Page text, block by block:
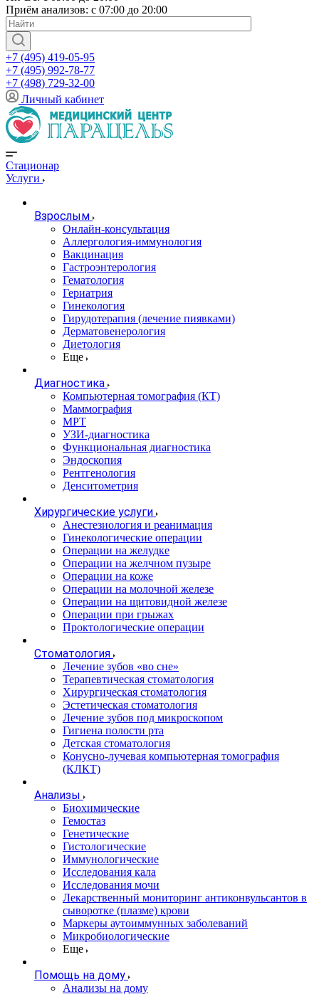
Приём анализов: с 07:00 до 20:00
+7 (495) 419-05-95
+7 (495) 992-78-77
+7 (498) 729-32-00
Личный кабинет
Стационар
Услуги
Взрослым
Онлайн-консультация
Аллергология-иммунология
Вакцинация
Гастроэнтерология
Гематология
Гериатрия
Гинекология
Гирудотерапия (лечение пиявками)
Дерматовенерология
Диетология
Еще
Диагностика
Компьютерная томография (КТ)
Маммография
МРТ
УЗИ-диагностика
Функциональная диагностика
Эндоскопия
Рентгенология
Денситометрия
Хирургические услуги
Анестезиология и реанимация
Гинекологические операции
Операции на желудке
Операции на желчном пузыре
Операции на коже
Операции на молочной железе
Операции на щитовидной железе
Операции при грыжах
Проктологические операции
Стоматология
Лечение зубов «во сне»
Терапевтическая стоматология
Хирургическая стоматология
Эстетическая стоматология
Лечение зубов под микроскопом
Гигиена полости рта
Детская стоматология
Конусно-лучевая компьютерная томография
(КЛКТ)
Анализы
Биохимические
Гемостаз
Генетические
Гистологические
Иммунологические
Исследования кала
Исследования мочи
Лекарственный мониторинг антиконвульсантов в
сыворотке (плазме) крови
Маркеры аутоиммунных заболеваний
Микробиологические
Еще
Помощь на дому
Анализы на дому